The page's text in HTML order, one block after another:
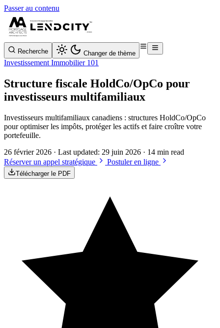
Passer au contenu
Recherche Changer de thème
Investissement Immobilier 101
Structure fiscale HoldCo/OpCo pour
investisseurs multifamiliaux
Investisseurs multifamiliaux canadiens : structures HoldCo/OpCo
pour optimiser les impôts, protéger les actifs et faire croître votre
portefeuille.
26 février 2026 · Last updated: 29 juin 2026 · 14 min read
Réserver un appel stratégique
Postuler en ligne
Télécharger le PDF